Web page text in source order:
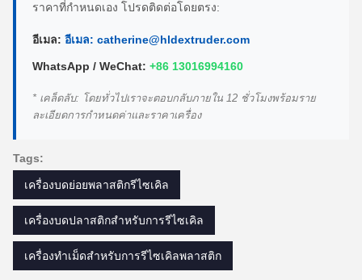
ราคาที่กำหนดเอง โปรดติดต่อโดยตรง:
อีเมล: อีเมล: catherine@hldextruder.com
WhatsApp / WeChat: +86 13016994160
* เคล็ดลับ: โดยทั่วไปเราจะตอบกลับภายใน 12 ชั่วโมงพร้อมราย
ละเอียดการกำหนดค่าและราคาเครื่อง
Tags:
เครื่องบดย่อยพลาสติกรีไซเคิล
เครื่องบดปลาสติกสําหรับการรีไซเคิล
เครื่องทําเม็ดสําหรับการรีไซเคิลพลาสติก